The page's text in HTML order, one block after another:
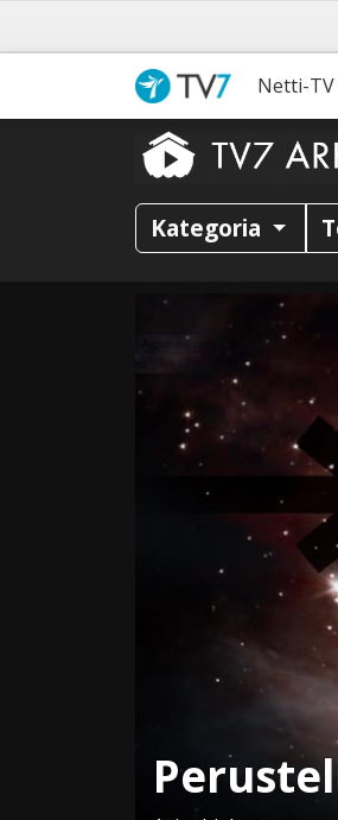
Netti-TV
Kategoria